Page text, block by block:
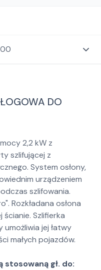
DO
2,2 kW z
szlifującej z
System osłony,
urządzeniem
szlifowania.
Rozkładana osłona
ścianie. Szlifierka
jej łatwy
małych pojazdów.
gł. do: